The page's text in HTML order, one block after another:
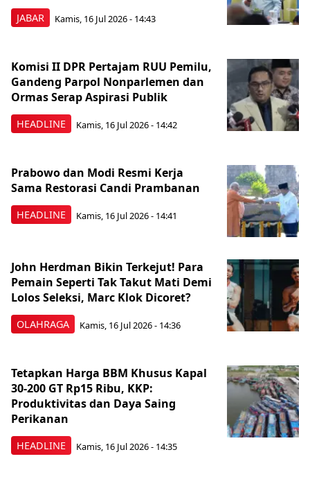
JABAR Kamis, 16 Jul 2026 - 14:43
HEADLINE
Komisi II DPR Pertajam RUU Pemilu,
Gandeng Parpol Nonparlemen dan
Ormas Serap Aspirasi Publik
Kamis, 16 Jul 2026 - 14:42
HEADLINE
Prabowo dan Modi Resmi Kerja
Sama Restorasi Candi Prambanan
Kamis, 16 Jul 2026 - 14:41
OLAHRAGA
John Herdman Bikin Terkejut! Para
Pemain Seperti Tak Takut Mati Demi
Lolos Seleksi, Marc Klok Dicoret?
Kamis, 16 Jul 2026 - 14:36
HEADLINE
Tetapkan Harga BBM Khusus Kapal
30-200 GT Rp15 Ribu, KKP:
Produktivitas dan Daya Saing
Perikanan
Kamis, 16 Jul 2026 - 14:35